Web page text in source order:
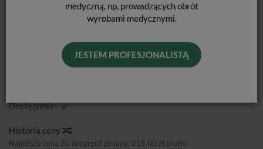
medyczną, np. prowadzących obrót
wyrobami medycznymi.
JESTEM PROFESJONALISTĄ
BEAUTIFIL BULK RESORTATIVE / 4,5G
Dostępność:
Jest
Historia ceny
Najniższa cena 30 dni przed zmianą: 215,00 zł brutto